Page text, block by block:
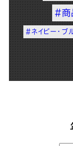
#商
#ネイビー・ブ